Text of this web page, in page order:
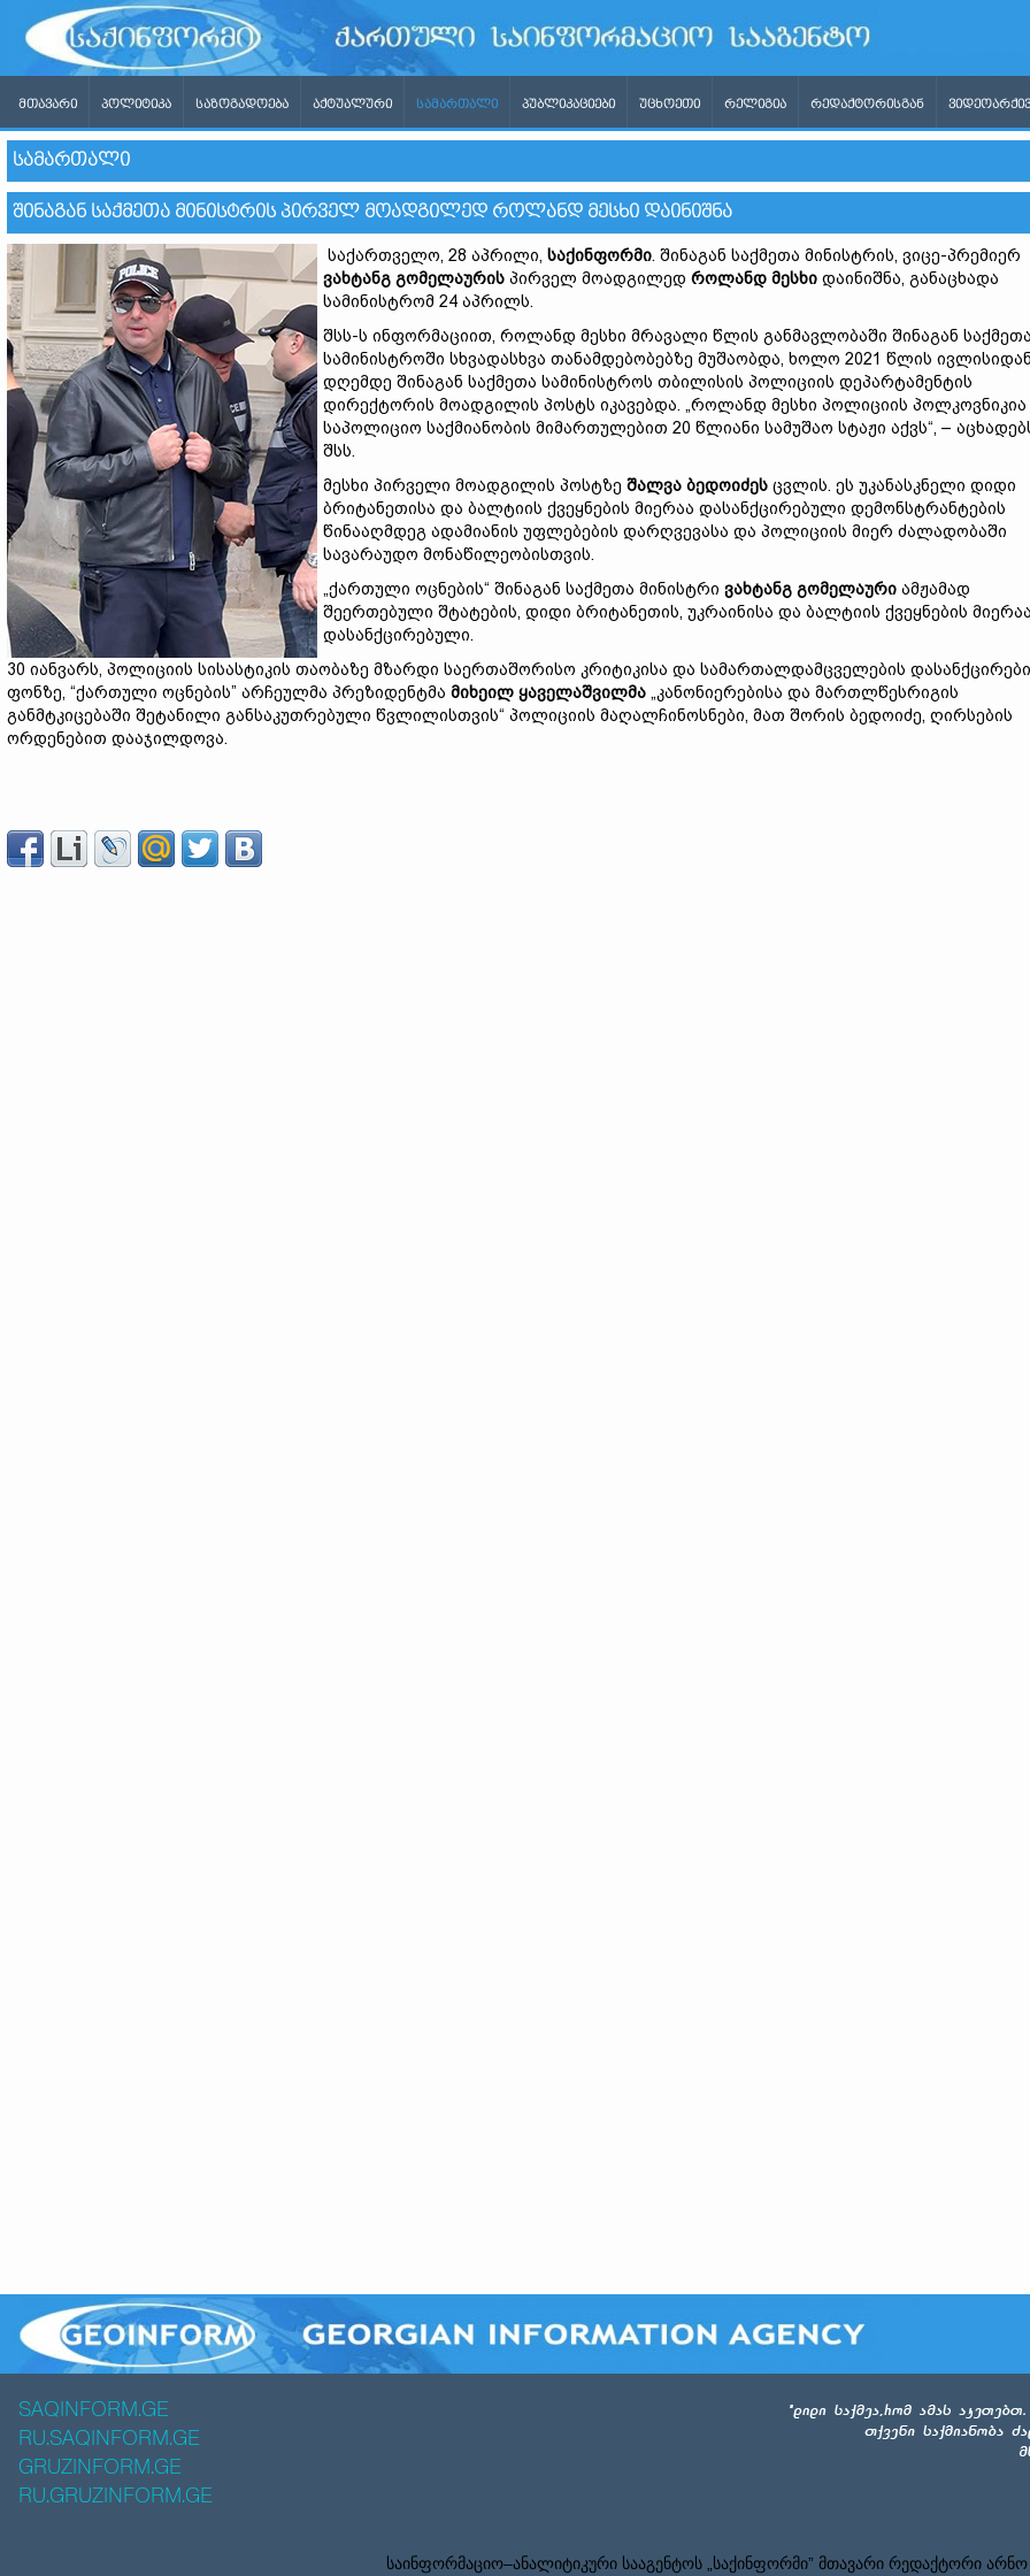
ᲛᲗᲐᲕᲐᲠᲘ ᲞᲝᲚᲘᲢᲘᲙᲐ ᲡᲐᲖᲝᲒᲐᲓᲝᲔᲑᲐ ᲐᲥᲢᲣᲐᲚᲣᲠᲘ ᲡᲐᲛᲐᲠᲗᲐᲚᲘ ᲞᲣᲑᲚᲘᲙᲐᲪᲘᲔᲑᲘ ᲣᲪᲮᲝᲔᲗᲘ ᲠᲔᲚᲘᲒᲘᲐ ᲠᲔᲓᲐᲥᲢᲝᲠᲘᲡᲒᲐᲜ
ᲡᲐᲛᲐᲠᲗᲐᲚᲘ
ᲨᲘᲜᲐᲒᲐᲜ ᲡᲐᲥᲛᲔᲗᲐ ᲛᲘᲜᲘᲡᲢᲠᲘᲡ ᲞᲘᲠᲕᲔᲚ ᲛᲝᲐᲓᲒᲘᲚᲔᲓ ᲠᲝᲚᲐᲜᲓ ᲛᲔᲡᲮᲘ ᲓᲐᲘᲜᲘᲨᲜᲐ
საქართველო, 28 აპრილი, საქინფორმი. შინაგან საქმეთა მინისტრის, ვიცე-პრემიერ
ვახტანგ გომელაურის პირველ მოადგილედ როლანდ მესხი დაინიშნა, განაცხადა
სამინისტრომ 24 აპრილს.
შსს-ს ინფორმაციით, როლანდ მესხი მრავალი წლის განმავლობაში შინაგან
სამინისტროში სხვადასხვა თანამდებობებზე მუშაობდა, ხოლო 2021 წლის
დღემდე შინაგან საქმეთა სამინისტროს თბილისის პოლიციის დეპარტამენტის
დირექტორის მოადგილის პოსტს იკავებდა. „როლანდ მესხი პოლიციის
საპოლიციო საქმიანობის მიმართულებით 20 წლიანი სამუშაო სტაჟი აქვს“, –
შსს.
მესხი პირველი მოადგილის პოსტზე შალვა ბედოიძეს ცვლის. ეს უკანასკნელი დიდი
ბრიტანეთისა და ბალტიის ქვეყნების მიერაა დასანქცირებული დემონსტრანტების
წინააღმდეგ ადამიანის უფლებების დარღვევასა და პოლიციის მიერ ძალადობაში
სავარაუდო მონაწილეობისთვის.
„ქართული ოცნების“ შინაგან საქმეთა მინისტრი ვახტანგ გომელაური ამჟამად
შეერთებული შტატების, დიდი ბრიტანეთის, უკრაინისა და ბალტიის ქვეყნების
დასანქცირებული.
30 იანვარს, პოლიციის სისასტიკის თაობაზე მზარდი საერთაშორისო კრიტიკისა და სამართალდამცველების
ფონზე, “ქართული ოცნების” არჩეულმა პრეზიდენტმა მიხეილ ყაველაშვილმა „კანონიერებისა და მართლწესრიგის
განმტკიცებაში შეტანილი განსაკუთრებული წვლილისთვის“ პოლიციის მაღალჩინოსნები, მათ შორის ბედოიძე, ღირსების
ორდენებით დააჯილდოვა.
SAQINFORM.GE
RU.SAQINFORM.GE
GRUZINFORM.GE
RU.GRUZINFORM.GE
საინფორმაციო–ანალიტიკური სააგენტოს „საქინფორმი” მთავარი რედაქტორი